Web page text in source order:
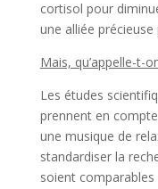
cortisol pour
une alliée
Mais, qu’appelle-t-
Les études
prennent en
une musique de
standardiser la
soient